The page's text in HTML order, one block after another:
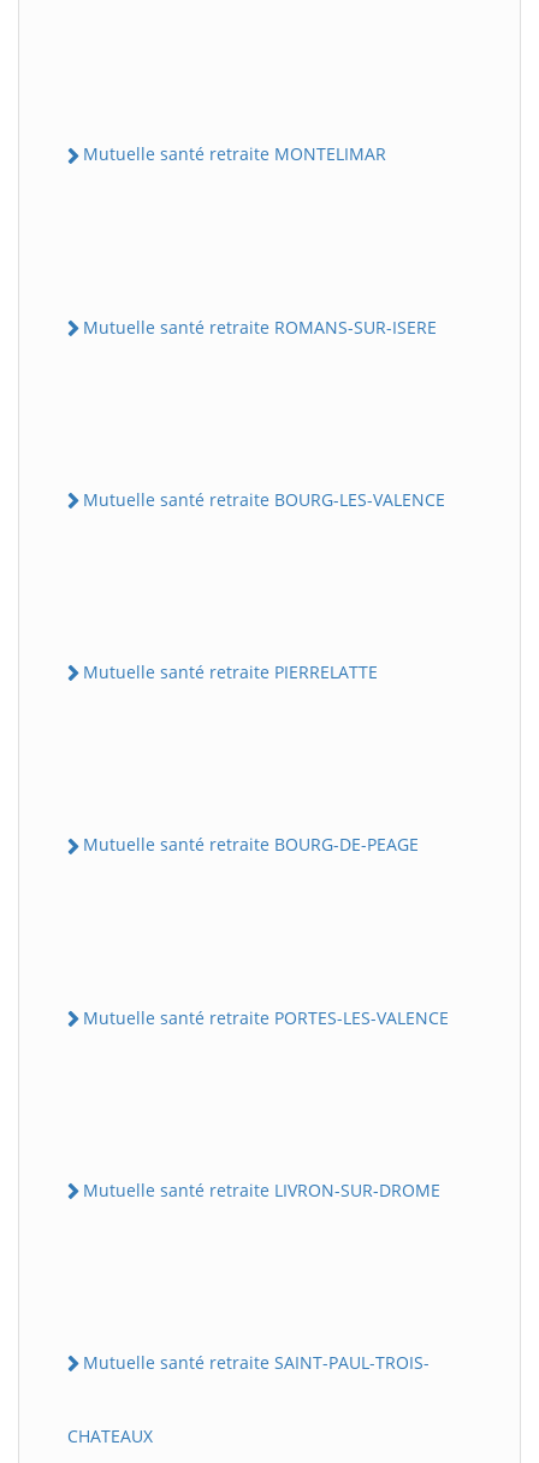
Mutuelle santé retraite MONTELIMAR
Mutuelle santé retraite ROMANS-SUR-ISERE
Mutuelle santé retraite BOURG-LES-VALENCE
Mutuelle santé retraite PIERRELATTE
Mutuelle santé retraite BOURG-DE-PEAGE
Mutuelle santé retraite PORTES-LES-VALENCE
Mutuelle santé retraite LIVRON-SUR-DROME
Mutuelle santé retraite SAINT-PAUL-TROIS-
CHATEAUX